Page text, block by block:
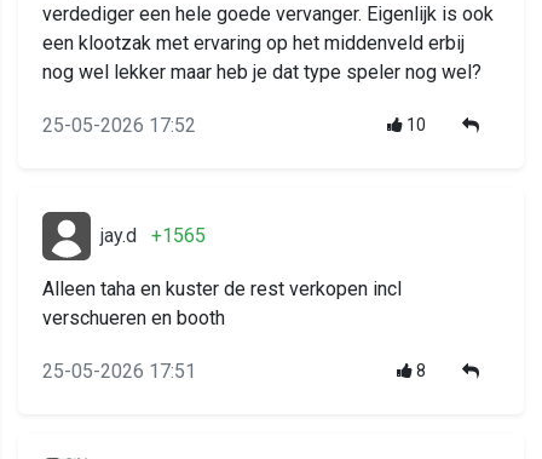
verdediger een hele goede vervanger. Eigenlijk is ook
een klootzak met ervaring op het middenveld erbij
nog wel lekker maar heb je dat type speler nog wel?
25-05-2026 17:52 10
jay.d +1565
Alleen taha en kuster de rest verkopen incl
verschueren en booth
25-05-2026 17:51 8